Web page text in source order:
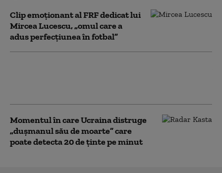
Clip emoționant al FRF dedicat lui
Mircea Lucescu, „omul care a
adus perfecțiunea în fotbal”
Momentul în care Ucraina distruge
„dușmanul său de moarte” care
poate detecta 20 de ținte pe minut